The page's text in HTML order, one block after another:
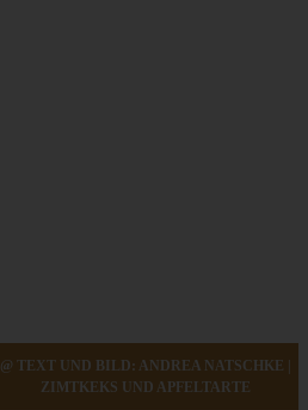
@ TEXT UND BILD: ANDREA NATSCHKE |
ZIMTKEKS UND APFELTARTE